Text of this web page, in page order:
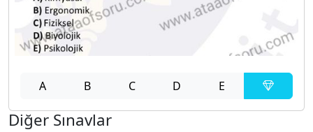
A B C D E
Diğer Sınavlar